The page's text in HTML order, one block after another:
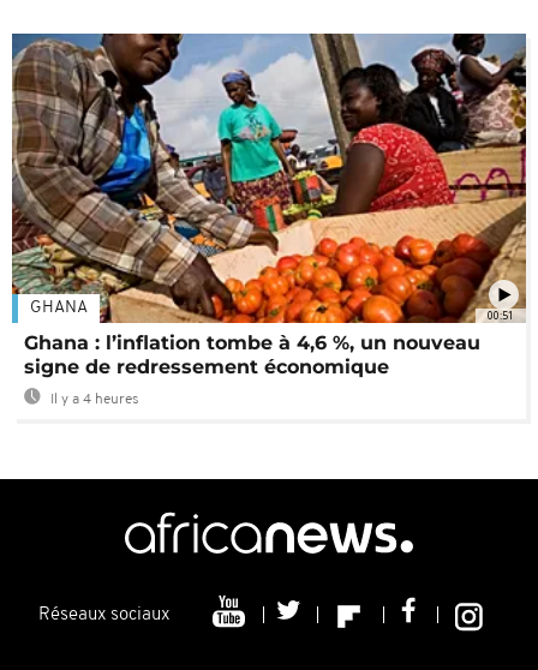
00:51
GHANA
Ghana : l’inflation tombe à 4,6 %, un nouveau
signe de redressement économique
Il y a 4 heures
Réseaux sociaux